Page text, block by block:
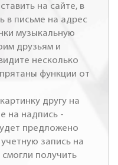
на сайте, в
в письме на адрес
музыкальную
друзьям и
несколько
функции от
другу на
на надпись -
предложено
запись на
получить